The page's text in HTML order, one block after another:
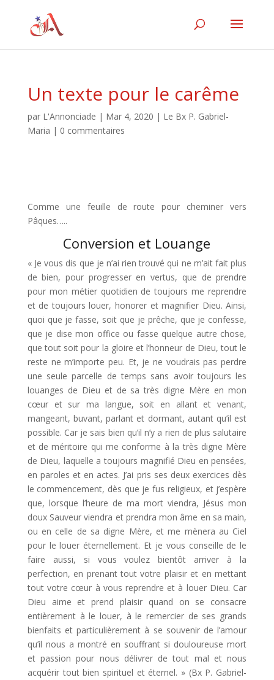
Un texte pour le carême
par L'Annonciade | Mar 4, 2020 | Le Bx P. Gabriel-
Maria | 0 commentaires
Comme une feuille de route pour cheminer vers
Pâques…..
Conversion et Louange
« Je vous dis que je n’ai rien trouvé qui ne m’ait fait plus
de bien, pour progresser en vertus, que de prendre
pour mon métier quotidien de toujours me reprendre
et de toujours louer, honorer et magnifier Dieu. Ainsi,
quoi que je fasse, soit que je prêche, que je confesse,
que je dise mon office ou fasse quelque autre chose,
que tout soit pour la gloire et l’honneur de Dieu, tout le
reste ne m’importe peu. Et, je ne voudrais pas perdre
une seule parcelle de temps sans avoir toujours les
louanges de Dieu et de sa très digne Mère en mon
cœur et sur ma langue, soit en allant et venant,
mangeant, buvant, parlant et dormant, autant qu’il est
possible. Car je sais bien qu’il n’y a rien de plus salutaire
et de méritoire qui me conforme à la très digne Mère
de Dieu, laquelle a toujours magnifié Dieu en pensées,
en paroles et en actes. J’ai pris ses deux exercices dès
le commencement, dès que je fus religieux, et j’espère
que, lorsque l’heure de ma mort viendra, Jésus mon
doux Sauveur viendra et prendra mon âme en sa main,
ou en celle de sa digne Mère, et me mènera au Ciel
pour le louer éternellement. Et je vous conseille de le
faire aussi, si vous voulez bientôt arriver à la
perfection, en prenant tout votre plaisir et en mettant
tout votre cœur à vous reprendre et à louer Dieu. Car
Dieu aime et prend plaisir quand on se consacre
entièrement à le louer, à le remercier de ses grands
bienfaits et particulièrement à se souvenir de l’amour
qu’il nous a montré en souffrant si douloureuse mort
et passion pour nous délivrer de tout mal et nous
acquérir tout bien spirituel et éternel. » (Bx P. Gabriel-